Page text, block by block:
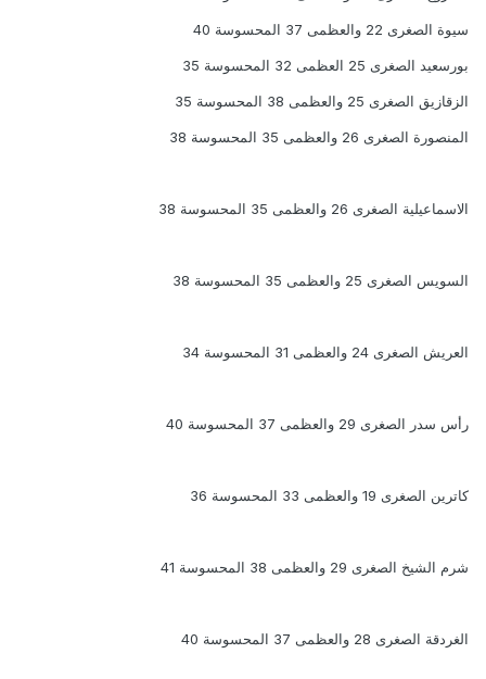
سيوة الصغرى 22 والعظمى 37 المحسوسة 40
بورسعيد الصغرى 25 العظمى 32 المحسوسة 35
الزقازيق الصغرى 25 والعظمى 38 المحسوسة 35
المنصورة الصغرى 26 والعظمى 35 المحسوسة 38
الاسماعيلية الصغرى 26 والعظمى 35 المحسوسة 38
السويس الصغرى 25 والعظمى 35 المحسوسة 38
العريش الصغرى 24 والعظمى 31 المحسوسة 34
رأس سدر الصغرى 29 والعظمى 37 المحسوسة 40
كاترين الصغرى 19 والعظمى 33 المحسوسة 36
شرم الشيخ الصغرى 29 والعظمى 38 المحسوسة 41
الغردقة الصغرى 28 والعظمى 37 المحسوسة 40